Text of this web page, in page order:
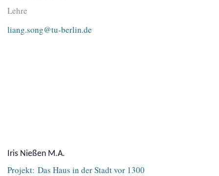
Lehre
liang.song@tu-berlin.de
Iris Nießen M.A.
Projekt: Das Haus in der Stadt vor 1300